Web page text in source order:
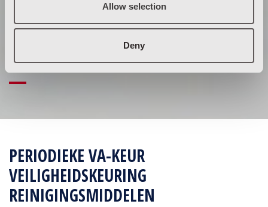
Allow selection
Deny
KEURINGEN
PERIODIEKE VA-KEUR
VEILIGHEIDSKEURING
REINIGINGSMIDDELEN